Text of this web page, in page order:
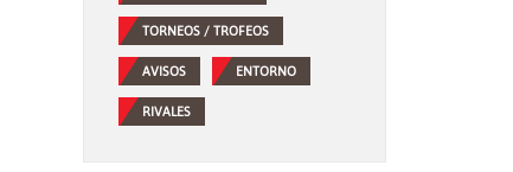
TORNEOS / TROFEOS
AVISOS ENTORNO
RIVALES